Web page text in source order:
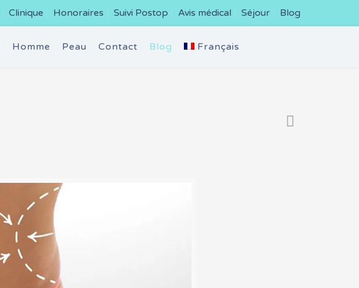
Clinique Honoraires Suivi Postop Avis médical Séjour Blog
Homme Peau Contact Blog Français